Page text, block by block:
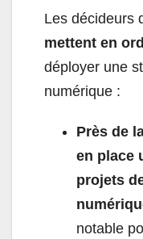
Les décideurs
mettent en
déployer une
numérique :
Près de
en place
projets
notable